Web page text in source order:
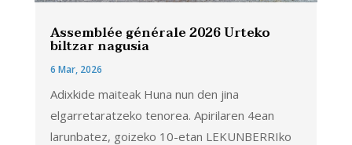
Assemblée générale 2026 Urteko
biltzar nagusia
6 Mar, 2026
Adixkide maiteak Huna nun den jina
elgarretaratzeko tenorea. Apirilaren 4ean
larunbatez, goizeko 10-etan LEKUNBERRIko